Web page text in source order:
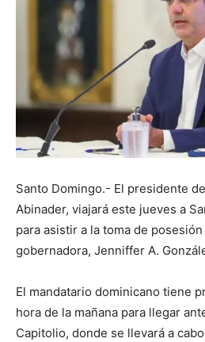
Santo Domingo.- El presidente
Abinader, viajará este jueves a
para asistir a la toma de
gobernadora, Jenniffer A.
El mandatario dominicano tiene
hora de la mañana para llegar
Capitolio, donde se llevará a